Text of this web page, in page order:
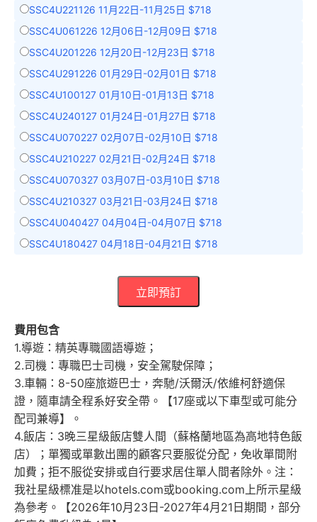
SSC4U221126 11月22日-11月25日 $718
SSC4U061226 12月06日-12月09日 $718
SSC4U201226 12月20日-12月23日 $718
SSC4U291226 01月29日-02月01日 $718
SSC4U100127 01月10日-01月13日 $718
SSC4U240127 01月24日-01月27日 $718
SSC4U070227 02月07日-02月10日 $718
SSC4U210227 02月21日-02月24日 $718
SSC4U070327 03月07日-03月10日 $718
SSC4U210327 03月21日-03月24日 $718
SSC4U040427 04月04日-04月07日 $718
SSC4U180427 04月18日-04月21日 $718
立即預訂
費用包含
1.導遊：精英專職國語導遊；
2.司機：專職巴士司機，安全駕駛保障；
3.車輛：8-50座旅遊巴士，奔馳/沃爾沃/依維柯舒適保
證，隨車請全程系好安全帶。【17座或以下車型或可能分
配司兼導】。
4.飯店：3晚三星級飯店雙人間（蘇格蘭地區為高地特色飯
店）；單獨或單數出團的顧客只要服從分配，免收單間附
加費；拒不服從安排或自行要求居住單人間者除外。注：
我社星級標准是以hotels.com或booking.com上所示星級
為參考。【2026年10月23日-2027年4月21日期間，部分